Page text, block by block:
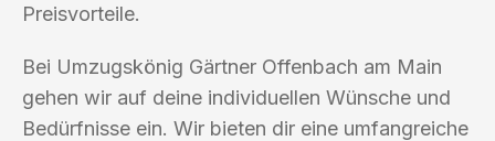
Preisvorteile.
Bei Umzugskönig Gärtner Offenbach am Main
gehen wir auf deine individuellen Wünsche und
Bedürfnisse ein. Wir bieten dir eine umfangreiche